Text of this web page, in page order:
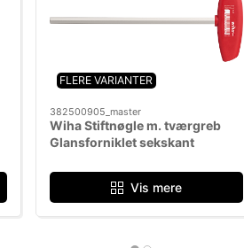
FLERE VARIANTER
382500905_master
Wiha Stiftnøgle m. tværgreb
Glansforniklet sekskant
Vis mere